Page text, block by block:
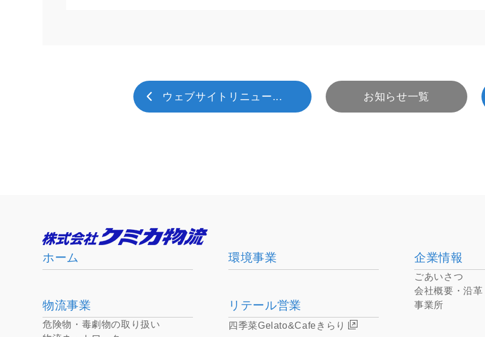
ウェブサイトリニュー... お知らせ一覧
ホーム
物流事業
危険物・毒劇物の取り扱い
環境事業
リテール営業
四季菜Gelato&Cafeきらり
企業情報
ごあいさつ
会社概要・沿革
事業所